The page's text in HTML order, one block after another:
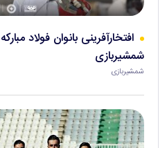
افتخارآفرینی بانوان فولاد
شمشیربازی
شمشیربازی